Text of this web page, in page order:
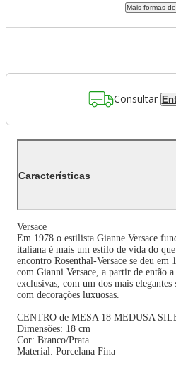
Mais formas
Consultar
Características
Versace
Em 1978 o estilista Gianne Versace
italiana é mais um estilo de vida do
encontro Rosenthal-Versace se deu
com Gianni Versace, a partir de então
exclusivas, com um dos mais elegantes
com decorações luxuosas.
CENTRO de MESA 18 MEDUSA
Dimensões: 18 cm
Cor: Branco/Prata
Material: Porcelana Fina